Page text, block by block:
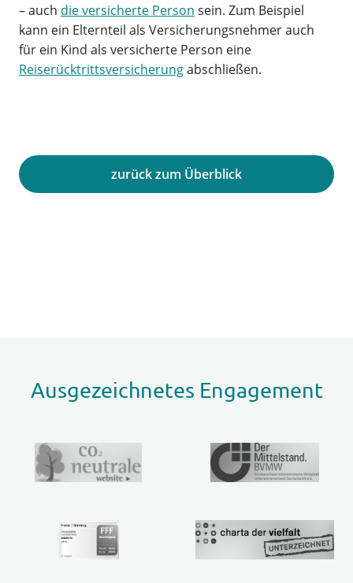
– auch die versicherte Person sein. Zum Beispiel
kann ein Elternteil als Versicherungsnehmer auch
für ein Kind als versicherte Person eine
Reiserücktrittsversicherungabschließen.
zurück zum Überblick
Ausgezeichnetes Engagement